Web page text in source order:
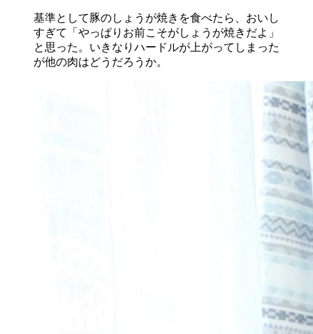
基準として豚のしょうが焼きを食べたら、おいし
すぎて「やっぱりお前こそがしょうが焼きだよ」
と思った。いきなりハードルが上がってしまった
が他の肉はどうだろうか。